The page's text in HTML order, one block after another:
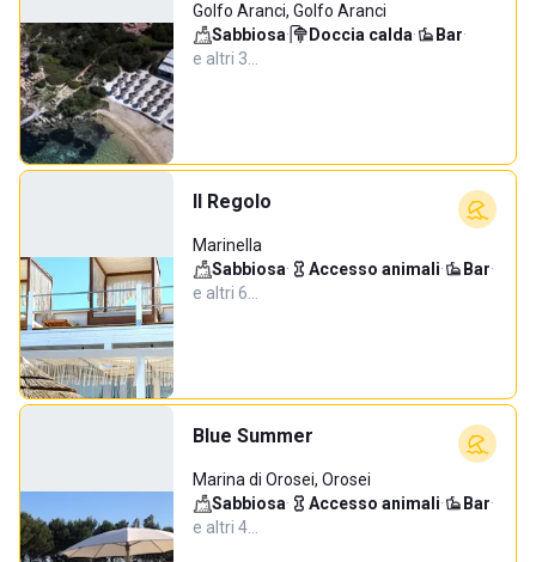
Golfo Aranci, Golfo Aranci
Sabbiosa· Doccia calda· Bar·
e altri 3…
Il Regolo
Marinella
Sabbiosa· Accesso animali· Bar·
e altri 6…
Blue Summer
Marina di Orosei, Orosei
Sabbiosa· Accesso animali· Bar·
e altri 4…